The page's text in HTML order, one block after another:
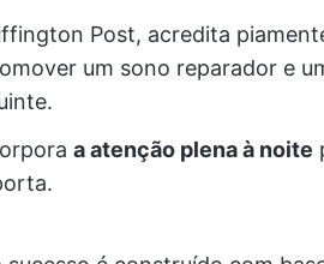
Post, acredita
um sono reparador e
a atenção plena à noite